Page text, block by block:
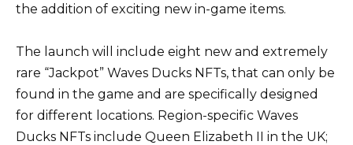
the addition of exciting new in-game items.
The launch will include eight new and extremely
rare “Jackpot” Waves Ducks NFTs, that can only be
found in the game and are specifically designed
for different locations. Region-specific Waves
Ducks NFTs include Queen Elizabeth II in the UK;